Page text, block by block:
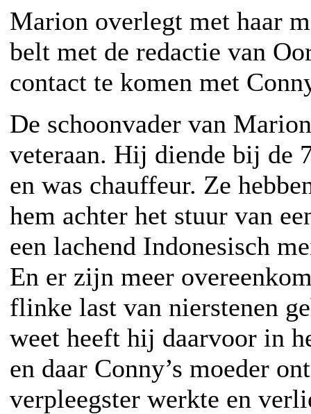
Marion overlegt met haar
belt met de redactie van
contact te komen met
De schoonvader van
veteraan. Hij diende bij de
en was chauffeur. Ze
hem achter het stuur van
een lachend Indonesisch
En er zijn meer
flinke last van nierstenen
weet heeft hij daarvoor in
en daar Conny’s moeder
verpleegster werkte en